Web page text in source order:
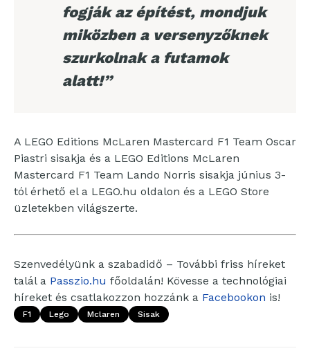
fogják az építést, mondjuk
miközben a versenyzőknek
szurkolnak a futamok
alatt!”
A LEGO Editions McLaren Mastercard F1 Team Oscar
Piastri sisakja és a LEGO Editions McLaren
Mastercard F1 Team Lando Norris sisakja június 3-
tól érhető el a LEGO.hu oldalon és a LEGO Store
üzletekben világszerte.
Szenvedélyünk a szabadidő – További friss híreket
talál a Passzio.hu főoldalán! Kövesse a technológiai
híreket és csatlakozzon hozzánk a Facebookon is!
F1 Lego Mclaren Sisak